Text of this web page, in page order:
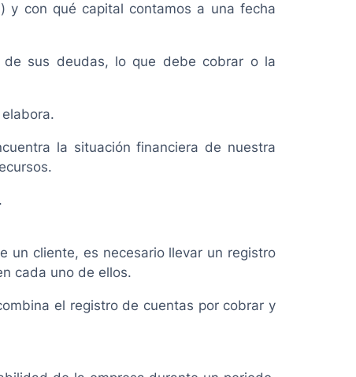
y con qué capital contamos a una fecha
de sus deudas, lo que debe cobrar o la
la situación financiera de nuestra
un cliente, es necesario llevar un registro
cada uno de ellos.
el registro de cuentas por cobrar y